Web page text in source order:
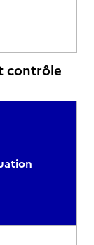
contrôle